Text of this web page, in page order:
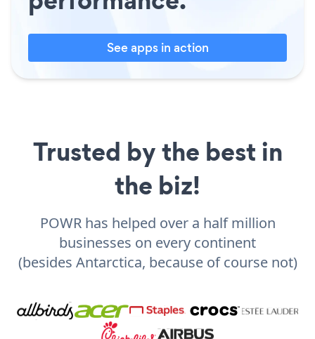
See apps in action
Trusted by the best in
the biz!
POWR has helped over a half million
businesses on every continent
(besides Antarctica, because of course not)